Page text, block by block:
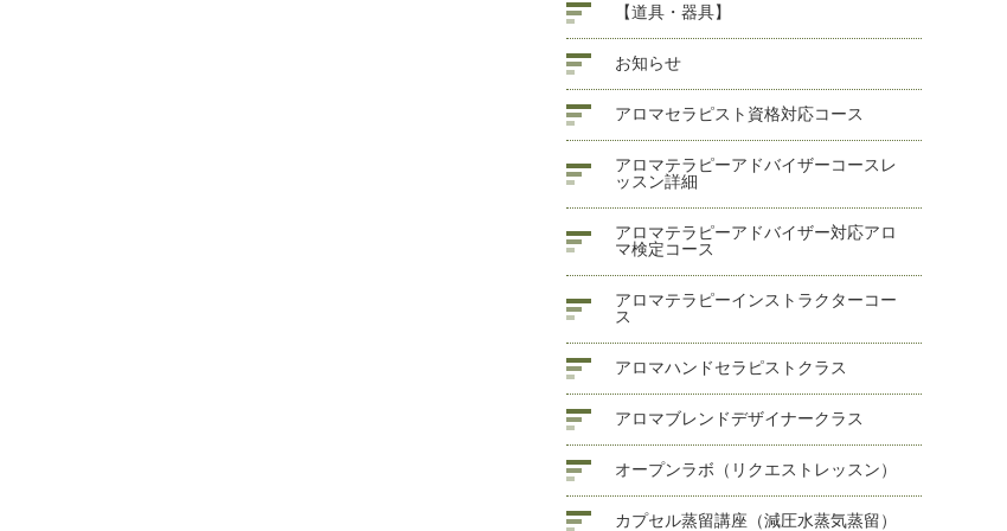
【道具・器具】
お知らせ
アロマセラピスト資格対応コース
アロマテラピーアドバイザーコースレ
ッスン詳細
アロマテラピーアドバイザー対応アロ
マ検定コース
アロマテラピーインストラクターコー
ス
アロマハンドセラピストクラス
アロマブレンドデザイナークラス
オープンラボ（リクエストレッスン）
カプセル蒸留講座（減圧水蒸気蒸留）